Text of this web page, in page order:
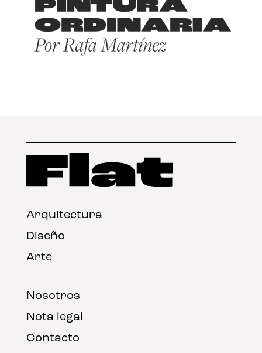
Arquitectura
Diseño
Arte
Nosotros
Nota legal
Contacto